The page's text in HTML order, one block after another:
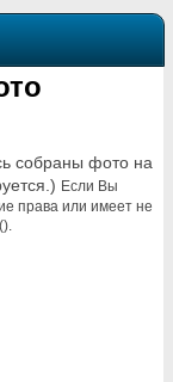
собраны фото на
Если Вы
права или имеет не